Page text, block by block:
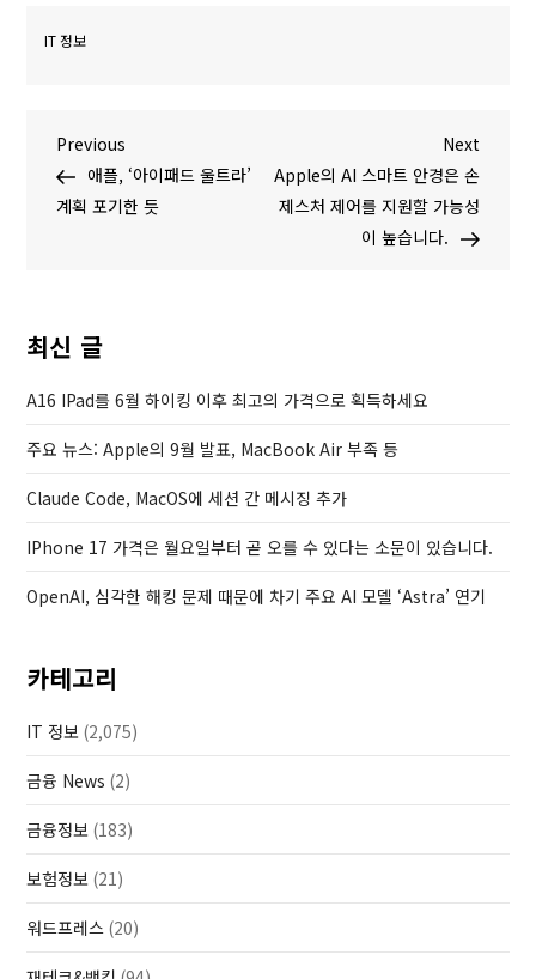
IT 정보
글
탐
P
r
e
s
P
o
s
Previous
애플, ‘아이패드 울트라’
계획 포기한 듯
N
e
x
t
Next
Apple의 AI 스마트 안경은 손
제스처 제어를 지원할 가능성
이 높습니다.
최신 글
A16 IPad를 6월 하이킹 이후 최고의 가격으로 획득하세요
주요 뉴스: Apple의 9월 발표, MacBook Air 부족 등
Claude Code, MacOS에 세션 간 메시징 추가
IPhone 17 가격은 월요일부터 곧 오를 수 있다는 소문이 있습니다.
OpenAI, 심각한 해킹 문제 때문에 차기 주요 AI 모델 ‘Astra’ 연기
카테고리
IT 정보 (2,075)
금융 News (2)
금융정보 (183)
보험정보 (21)
워드프레스 (20)